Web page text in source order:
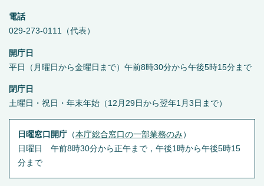
電話
029-273-0111（代表）
開庁日
平日（月曜日から金曜日まで）午前8時30分から午後5時15分まで
閉庁日
土曜日・祝日・年末年始（12月29日から翌年1月3日まで）
日曜窓口開庁（本庁総合窓口の一部業務のみ ）
日曜日 午前8時30分から正午まで，午後1時から午後5時15
分まで